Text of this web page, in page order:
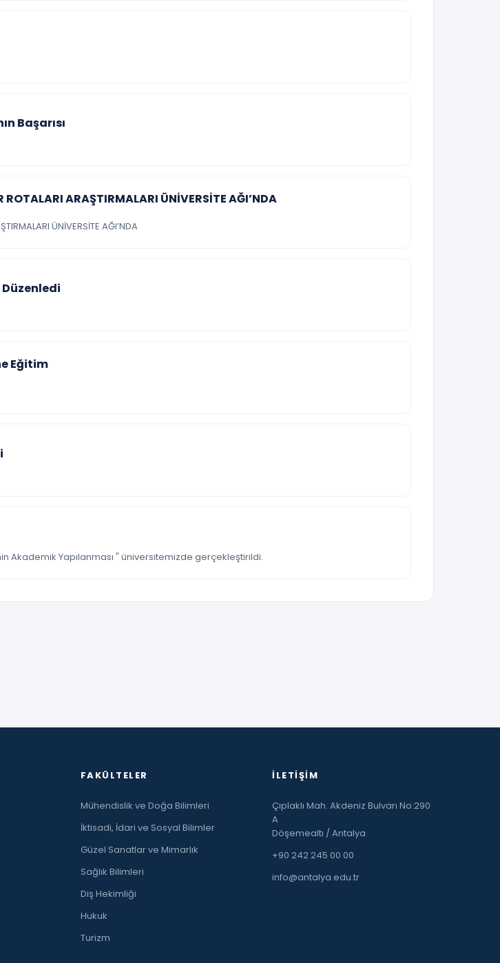
Başarısı
ARAŞTIRMALARI ÜNİVERSİTE AĞI’NDA
ÜNİVERSİTE AĞI’NDA
Düzenledi
Eğitim
Akademik Yapılanması " üniversitemizde gerçekleştirildi.
FAKÜLTELER
Mühendislik ve Doğa Bilimleri
İktisadi, İdari ve Sosyal Bilimler
Güzel Sanatlar ve Mimarlık
Sağlık Bilimleri
Diş Hekimliği
Hukuk
Turizm
İLETIŞIM
Çıplaklı Mah. Akdeniz Bulvarı No:290
A
Döşemealtı / Antalya
+90 242 245 00 00
info@antalya.edu.tr